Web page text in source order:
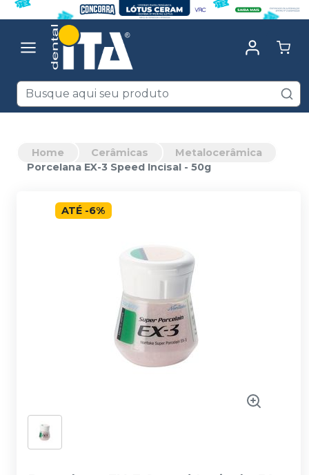
Home Cerâmicas
Metalocerâmica
Porcelana EX-3 Speed Incisal - 50g
ATÉ -6%